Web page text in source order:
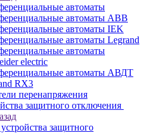
автоматы
автоматы ABB
автоматы IEK
автоматы Legrand
автоматы
electric
автоматы АВДТ
RX3
перенапряжения
защитного отключения
защитного